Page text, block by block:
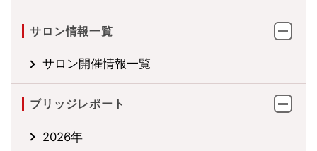
サロン情報一覧
サロン開催情報一覧
ブリッジレポート
2026年